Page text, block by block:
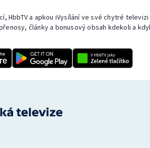
HbbTV a apkou iVysílání ve své chytré
články a bonusový obsah kdekoli a